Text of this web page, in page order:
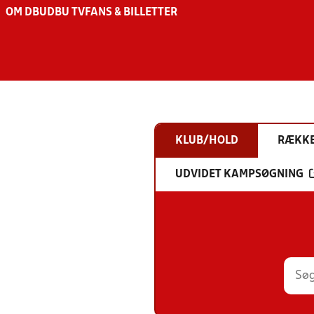
OM DBU DBU TV FANS & BILLETTER
KLUB/HOLD
UDVIDET KAMPSØGNING